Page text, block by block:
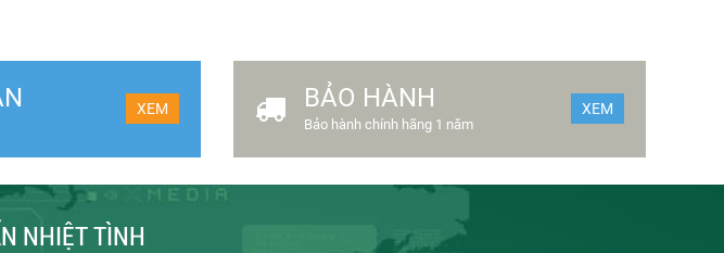
XEM BẢO HÀNH
Bảo hành chính hãng 1 năm
XEM
NHIỆT TÌNH